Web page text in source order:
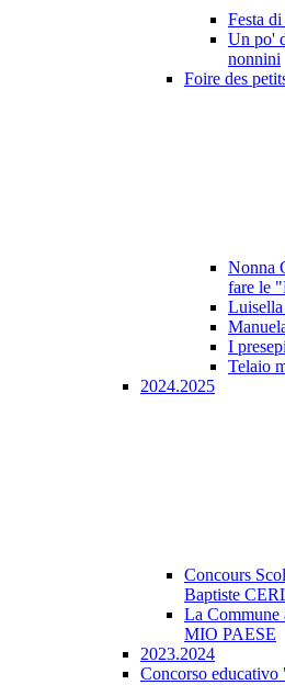
Festa
Un po'
nonnini
Foire des
Nonna
fare le
I
Telaio
2024.2025
Concours
Baptiste
La
MIO PAESE
2023.2024
Concorso